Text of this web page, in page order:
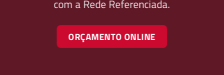
com a Rede Referenciada.
ORÇAMENTO ONLINE